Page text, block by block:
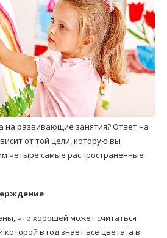
на развивающие занятия? Ответ на
от той цели, которую вы
четыре самые распространенные
что хорошей может считаться
в год знает все цвета, а в